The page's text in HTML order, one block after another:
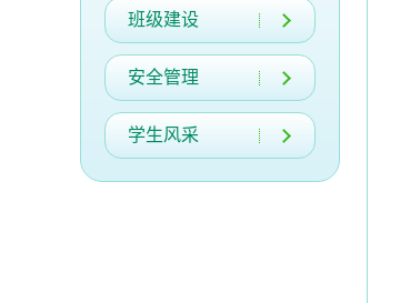
班级建设
安全管理
学生风采